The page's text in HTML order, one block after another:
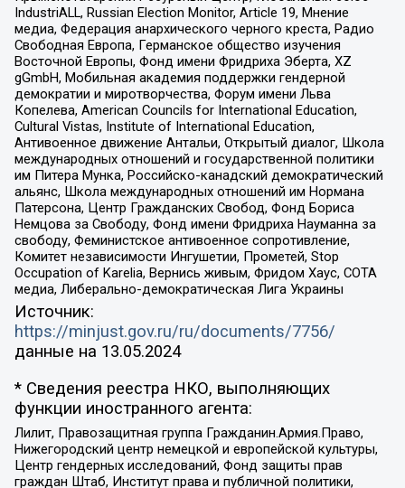
IndustriALL, Russian Election Monitor, Article 19, Мнение
медиа, Федерация анархического черного креста, Радио
Свободная Европа, Германское общество изучения
Восточной Европы, Фонд имени Фридриха Эберта, XZ
gGmbH, Мобильная академия поддержки гендерной
демократии и миротворчества, Форум имени Льва
Копелева, American Councils for International Education,
Cultural Vistas, Institute of International Education,
Антивоенное движение Антальи, Открытый диалог, Школа
международных отношений и государственной политики
им Питера Мунка, Российско-канадский демократический
альянс, Школа международных отношений им Нормана
Патерсона, Центр Гражданских Свобод, Фонд Бориса
Немцова за Свободу, Фонд имени Фридриха Науманна за
свободу, Феминистское антивоенное сопротивление,
Комитет независимости Ингушетии, Прометей, Stop
Occupation of Karelia, Вернись живым, Фридом Хаус, СОТА
медиа, Либерально-демократическая Лига Украины
Источник:
https://minjust.gov.ru/ru/documents/7756/
данные на 13.05.2024
* Сведения реестра НКО, выполняющих
функции иностранного агента:
Лилит, Правозащитная группа Гражданин.Армия.Право,
Нижегородский центр немецкой и европейской культуры,
Центр гендерных исследований, Фонд защиты прав
граждан Штаб, Институт права и публичной политики,